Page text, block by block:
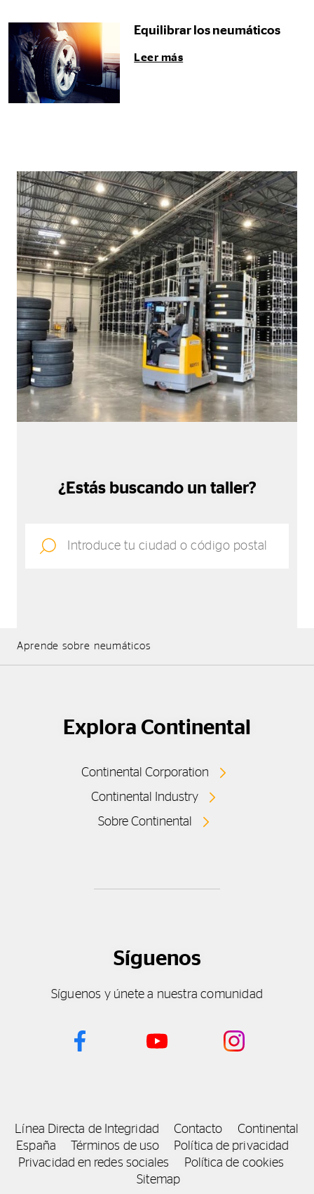
Equilibrar los neumáticos
Leer más
¿Estás buscando un taller?
Aprende sobre neumáticos
Explora Continental
Continental Corporation
Continental Industry
Sobre Continental
Síguenos
Síguenos y únete a nuestra comunidad
Línea Directa de Integridad Contacto
Continental
España
Términos de uso
Política de privacidad
Privacidad en redes sociales
Política de cookies
Sitemap